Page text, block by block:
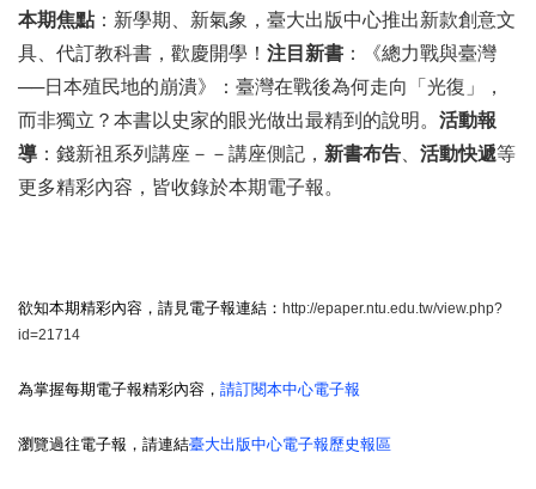
本期焦點 ：新學期、新氣象，臺大出版中心推出新款創意文
具、代訂教科書，歡慶開學！ 注目新書 ：《總力戰與臺灣
──日本殖民地的崩潰》：臺灣在戰後為何走向「光復」，
而非獨立？本書以史家的眼光做出最精到的說明。 活動報
導 ：錢新祖系列講座－－講座側記， 新書布告 活動快遞等
更多精彩內容，皆收錄於本期電子報。
欲知本期精彩內容，請見電子報連結： http://epaper.ntu.edu.tw/view.php?
id=21714
為掌握每期電子報精彩內容， 請訂閱本中心電子報
瀏覽過往電子報，請連結臺大出版中心電子報歷史報區